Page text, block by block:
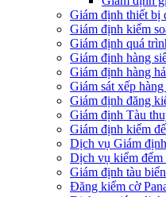
Giám định thiết bị
Giám định kiểm
Giám định quá
Giám định hàng
Giám định hàng
Giám sát xếp
Giám định đăng
Giám định Tàu
Giám định kiểm
Dịch vụ Giám
Dịch vụ kiểm đếm
Giám định tàu biển
Đăng kiểm cờ